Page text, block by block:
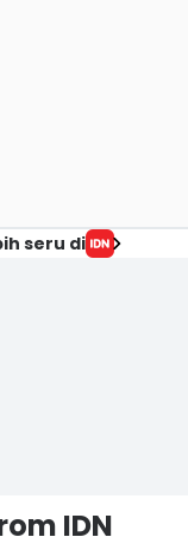
seru di
IDN